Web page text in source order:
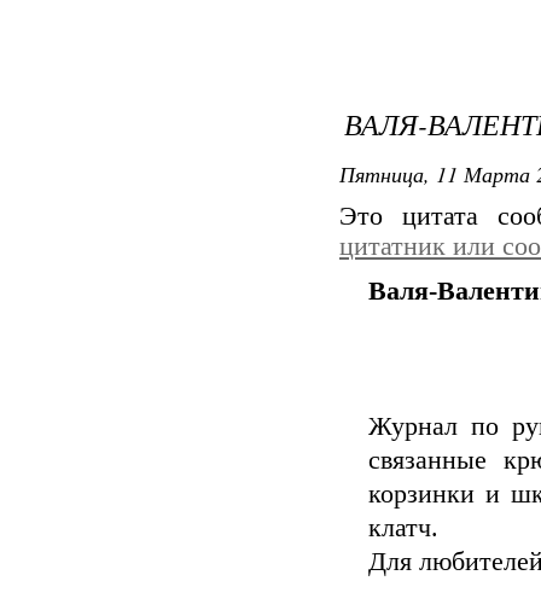
ВАЛЯ-
Пятница, 11 Марта
Это цитата
цитатник или
Валя-
Журнал по
связанные
корзинки и
клатч.
Для